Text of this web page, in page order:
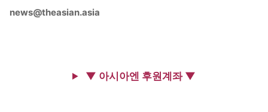
news@theasian.asia
▼ 아시아엔 후원계좌 ▼